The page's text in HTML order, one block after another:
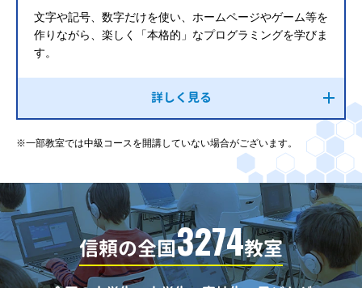
文字や記号、数字だけを使い、ホームページやゲーム等を
作りながら、楽しく「本格的」なプログラミングを学びま
す。
詳しく見る
※一部教室では中級コースを開講していない場合がございます。
信頼の全国3274教室